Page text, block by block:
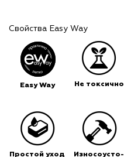
Свойства Easy Way
Easy Way Не токсично
Простой уход
Износоусто-